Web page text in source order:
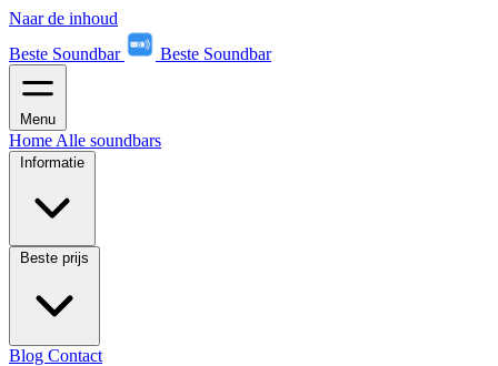
Naar de inhoud
Beste Soundbar
Beste Soundbar
Menu
Home Alle soundbars
Informatie
Beste prijs
Blog Contact